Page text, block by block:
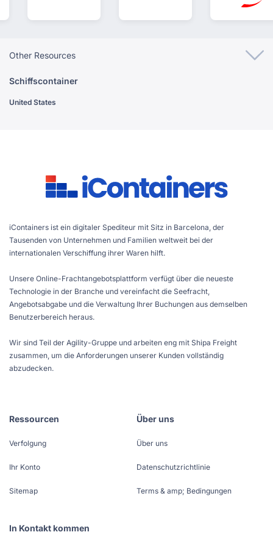
Other Resources
Schiffscontainer
United States
iContainers ist ein digitaler Spediteur mit Sitz in Barcelona, der
Tausenden von Unternehmen und Familien weltweit bei der
internationalen Verschiffung ihrer Waren hilft.
Unsere Online-Frachtangebotsplattform verfügt über die neueste
Technologie in der Branche und vereinfacht die Seefracht,
Angebotsabgabe und die Verwaltung Ihrer Buchungen aus demselben
Benutzerbereich heraus.
Wir sind Teil der Agility-Gruppe und arbeiten eng mit Shipa Freight
zusammen, um die Anforderungen unserer Kunden vollständig
abzudecken.
Ressourcen
Verfolgung
Ihr Konto
Sitemap
Über uns
Über uns
Datenschutzrichtlinie
Terms & amp; Bedingungen
In Kontakt kommen